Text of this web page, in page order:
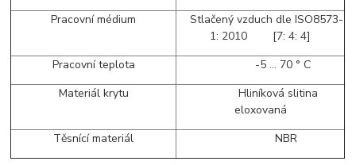
Pracovní médium
Stlačený vzduch dle ISO8573-
1: 2010 [7: 4: 4]
Pracovní teplota
-5 ... 70 ° C
Materiál krytu
Hliníková slitina
eloxovaná
Těsnící materiál
NBR